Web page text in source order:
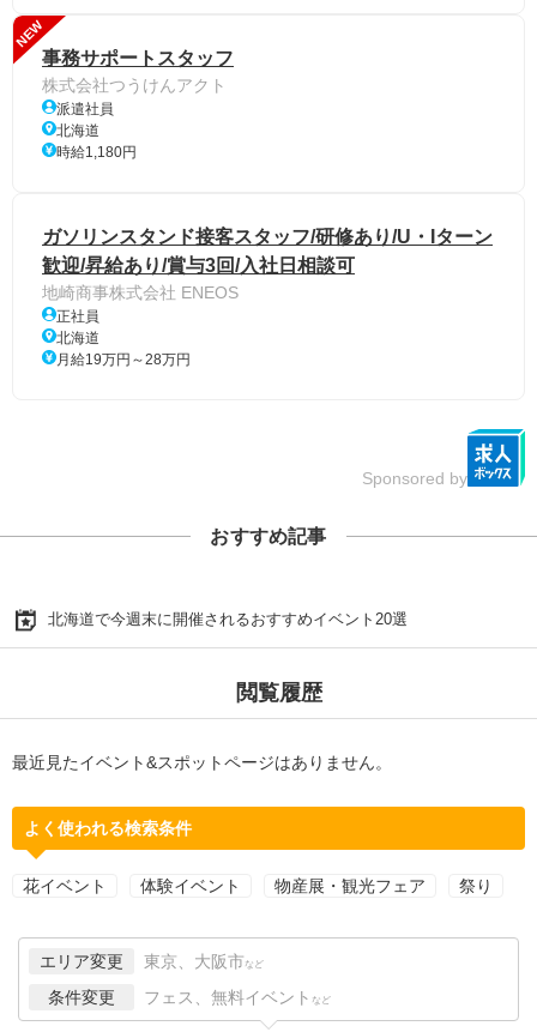
NEW
事務サポートスタッフ
株式会社つうけんアクト
派遣社員
北海道
時給1,180円
ガソリンスタンド接客スタッフ/研修あり/U・Iターン
歓迎/昇給あり/賞与3回/入社日相談可
地崎商事株式会社 ENEOS
正社員
北海道
月給19万円～28万円
Sponsored by
おすすめ記事
北海道で今週末に開催されるおすすめイベント20選
閲覧履歴
最近見たイベント&スポットページはありません。
よく使われる検索条件
花イベント 体験イベント 物産展・観光フェア 祭り
エリア変更 東京、大阪市 など
条件変更 フェス、無料イベント など